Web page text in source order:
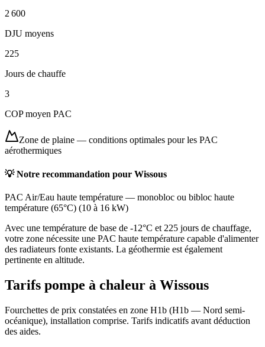
2 600
DJU moyens
225
Jours de chauffe
3
COP moyen PAC
Zone de plaine — conditions optimales pour les PAC
aérothermiques
💡 Notre recommandation pour Wissous
PAC Air/Eau haute température — monobloc ou bibloc haute
température (65°C) (10 à 16 kW)
Avec une température de base de -12°C et 225 jours de chauffage,
votre zone nécessite une PAC haute température capable d'alimenter
des radiateurs fonte existants. La géothermie est également
pertinente en altitude.
Tarifs pompe à chaleur à Wissous
Fourchettes de prix constatées en zone H1b (H1b — Nord semi-
océanique), installation comprise. Tarifs indicatifs avant déduction
des aides.